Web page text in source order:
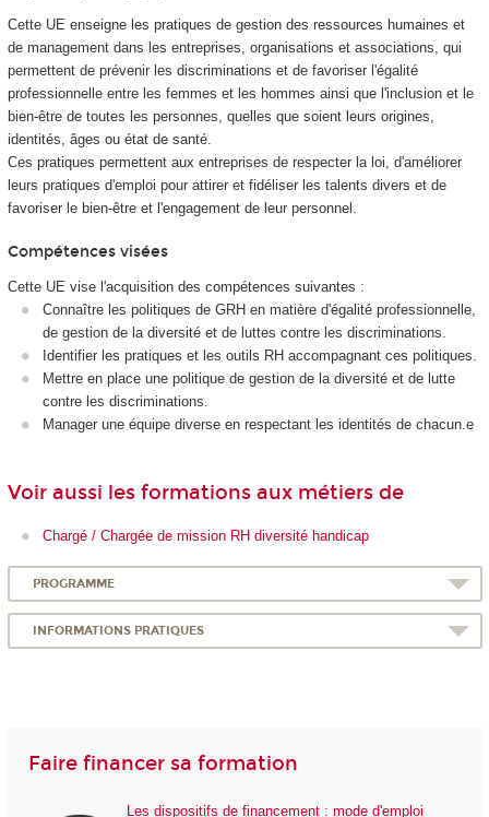
Cette UE enseigne les pratiques de gestion des ressources humaines et
de management dans les entreprises, organisations et associations, qui
permettent de prévenir les discriminations et de favoriser l'égalité
professionnelle entre les femmes et les hommes ainsi que l'inclusion et le
bien-être de toutes les personnes, quelles que soient leurs origines,
identités, âges ou état de santé.
Ces pratiques permettent aux entreprises de respecter la loi, d'améliorer
leurs pratiques d'emploi pour attirer et fidéliser les talents divers et de
favoriser le bien-être et l'engagement de leur personnel.
Compétences visées
Cette UE vise l'acquisition des compétences suivantes :
Connaître les politiques de GRH en matière d'égalité professionnelle,
de gestion de la diversité et de luttes contre les discriminations.
Identifier les pratiques et les outils RH accompagnant ces politiques.
Mettre en place une politique de gestion de la diversité et de lutte
contre les discriminations.
Manager une équipe diverse en respectant les identités de chacun.e
Voir aussi les formations aux métiers de
Chargé / Chargée de mission RH diversité handicap
PROGRAMME
INFORMATIONS PRATIQUES
Faire financer sa formation
Les dispositifs de financement : mode d'emploi